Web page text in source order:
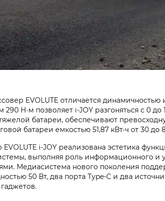
EVOLUTE отличается
Н·м позволяет i‑JOY разгоняться с 0
батареи, обеспечивают
батареи емкостью 51,87 кВт·ч от 30
EVOLUTE i‑JOY реализована эстетика
выполняя роль информационного и
Медиасистема нового поколения
50 Вт, два порта Type-C и два